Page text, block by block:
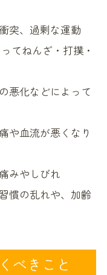
突、過剰な運動
てねんざ・打撲・
悪化などによって
や血流が悪くなり
みやしびれ
慣の乱れや、加齢
べきこと